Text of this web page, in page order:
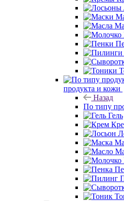
продукта и кожи
Назад
По типу
Гель